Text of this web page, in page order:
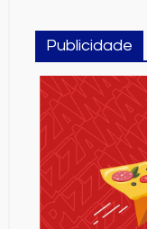
Publicidade